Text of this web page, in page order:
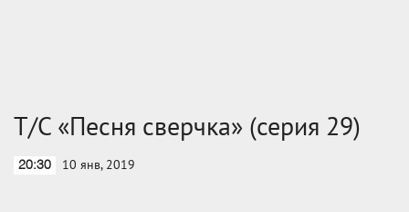
Т/С «Песня сверчка» (серия 29)
20:30 10 янв, 2019